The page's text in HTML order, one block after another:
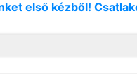
első kézből!